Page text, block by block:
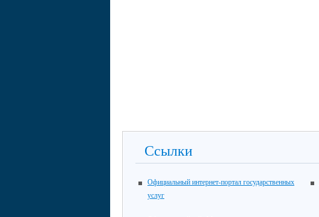
Ссылки
Официальный интернет-портал государственных
услуг